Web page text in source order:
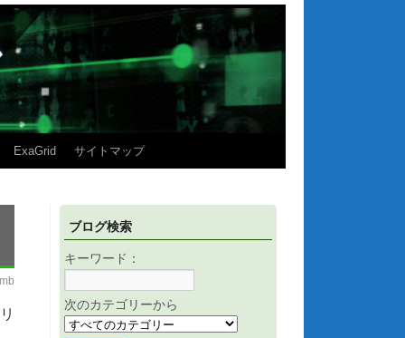
ExaGrid サイトマップ
ブログ検索
キーワード：
次のカテゴリーから